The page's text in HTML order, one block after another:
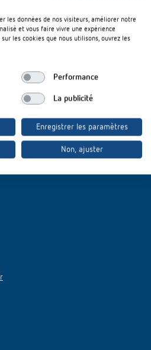
Play Store
544 plus P
les données de nos visiteurs, améliorer notre
et vous faire vivre une expérience
les cookies que nous utilisons, ouvrez les
Performance
La publicité
Enregistrer les paramètres
Non, ajuster